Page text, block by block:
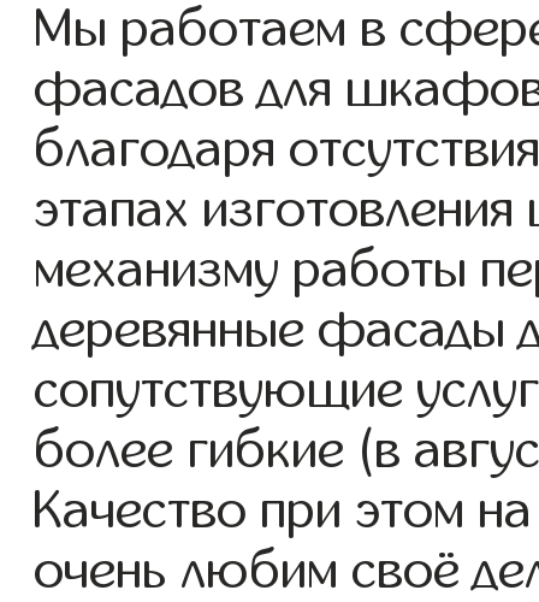
Мы работаем в
фасадов для
благодаря
этапах
механизму работы
деревянные фасады
сопутствующие
более гибкие (в
Качество при этом
очень любим своё